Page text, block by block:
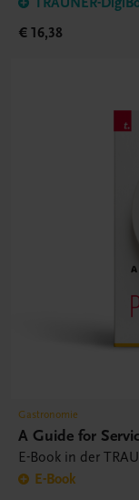
€ 16,38
Gastronomie
A Guide for
E-Book in der
E-Book